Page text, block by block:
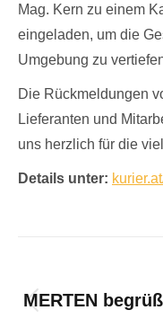
Mag. Kern zu einem
eingeladen, um die
Umgebung zu
Die Rückmeldungen
Lieferanten und
uns herzlich für die
Details unter:
MERTEN